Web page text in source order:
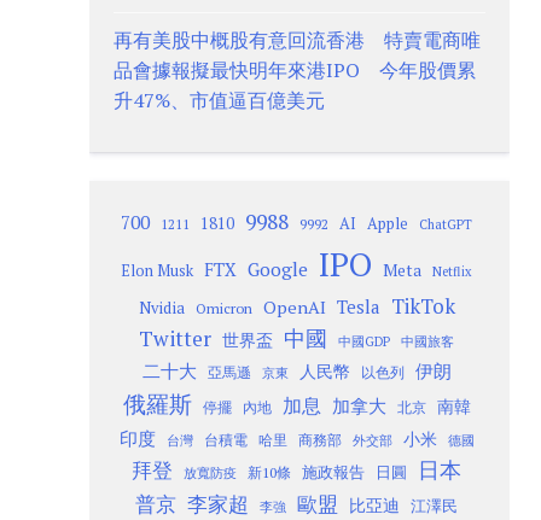
再有美股中概股有意回流香港 特賣電商唯
品會據報擬最快明年來港IPO 今年股價累
升47%、市值逼百億美元
700 1211 1810 9988 9992 AI Apple ChatGPT
Elon Musk FTX Google IPO Meta Netflix
Nvidia Omicron OpenAI Tesla TikTok
Twitter 世界盃 中國 中國GDP 中國旅客
二十大 亞馬遜 京東 人民幣 以色列 伊朗
俄羅斯 停擺 內地 加息 加拿大 北京
南韓
印度
台灣 台積電 哈里 商務部 外交部 小米 德國
拜登 放寬防疫 新10條 施政報告 日圓 日本
普京 李家超 李強 歐盟 比亞迪 江澤民